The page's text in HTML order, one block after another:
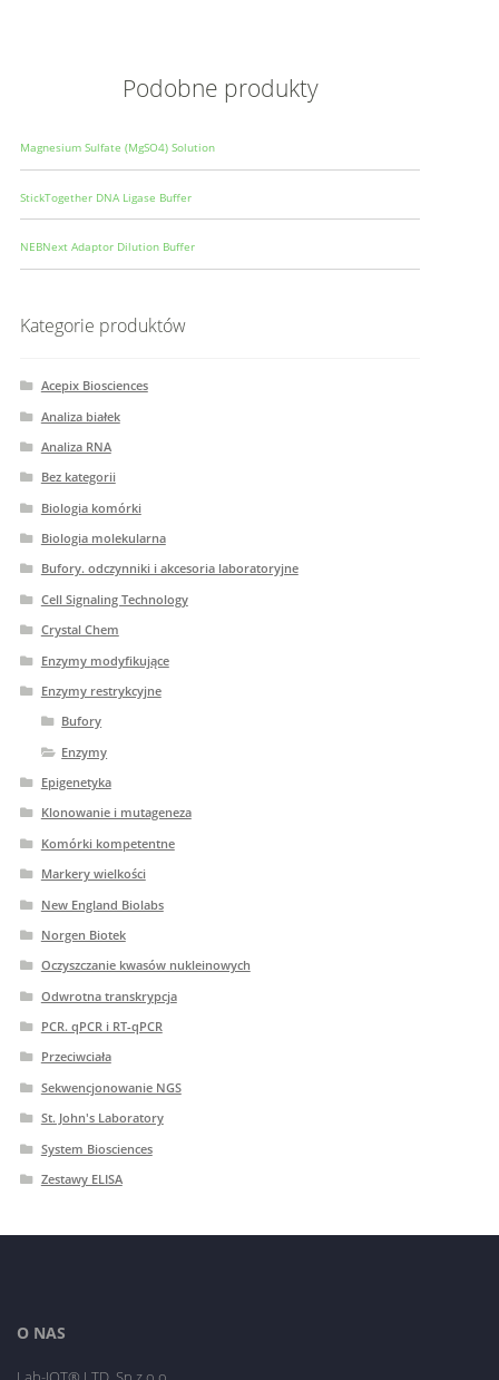
Podobne produkty
Magnesium Sulfate (MgSO4) Solution
StickTogether DNA Ligase Buffer
NEBNext Adaptor Dilution Buffer
Kategorie produktów
Acepix Biosciences
Analiza białek
Analiza RNA
Bez kategorii
Biologia komórki
Biologia molekularna
Bufory. odczynniki i akcesoria laboratoryjne
Cell Signaling Technology
Crystal Chem
Enzymy modyfikujące
Enzymy restrykcyjne
Bufory
Enzymy
Epigenetyka
Klonowanie i mutageneza
Komórki kompetentne
Markery wielkości
New England Biolabs
Norgen Biotek
Oczyszczanie kwasów nukleinowych
Odwrotna transkrypcja
PCR. qPCR i RT-qPCR
Przeciwciała
Sekwencjonowanie NGS
St. John's Laboratory
System Biosciences
Zestawy ELISA
O NAS